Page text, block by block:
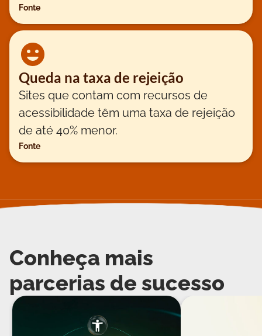
Fonte
Queda na taxa de rejeição
Sites que contam com recursos de
acessibilidade têm uma taxa de rejeição
de até 40% menor.
Fonte
Conheça mais
parcerias de sucesso